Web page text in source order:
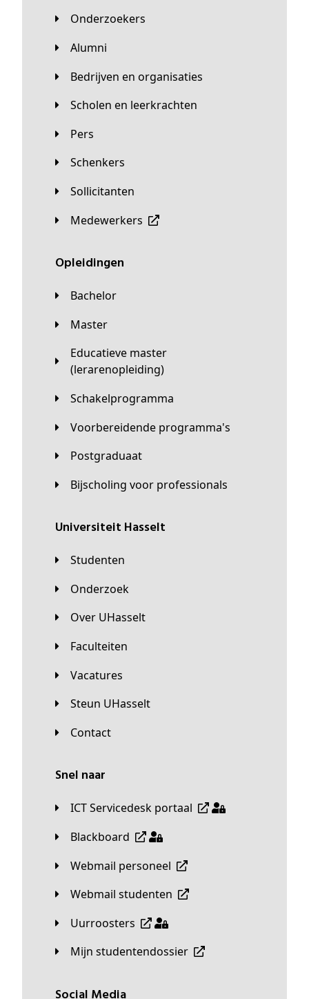
Onderzoekers
Alumni
Bedrijven en organisaties
Scholen en leerkrachten
Pers
Schenkers
Sollicitanten
Medewerkers
Opleidingen
Bachelor
Master
Educatieve master
(lerarenopleiding)
Schakelprogramma
Voorbereidende programma's
Postgraduaat
Bijscholing voor professionals
universiteit Hasselt
Studenten
Onderzoek
Over UHasselt
Faculteiten
Vacatures
Steun UHasselt
Contact
Snel naar
ICT Servicedesk portaal
Blackboard
Webmail personeel
Webmail studenten
Uurroosters
Mijn studentendossier